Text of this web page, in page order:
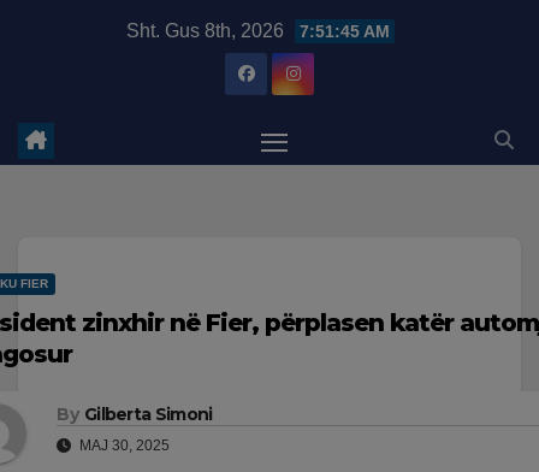
Sht. Gus 8th, 2026 7:51:46 AM
FIER
zinxhir në Fier, përplasen katër
By Gilberta Simoni
MAJ 30, 2025